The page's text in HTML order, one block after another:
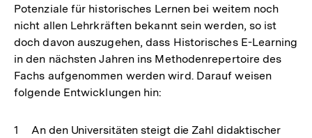
Potenziale für historisches Lernen bei weitem noch
nicht allen Lehrkräften bekannt sein werden, so ist
doch davon auszugehen, dass Historisches E-Learning
in den nächsten Jahren ins Methodenrepertoire des
Fachs aufgenommen werden wird. Darauf weisen
folgende Entwicklungen hin:
An den Universitäten steigt die Zahl didaktischer